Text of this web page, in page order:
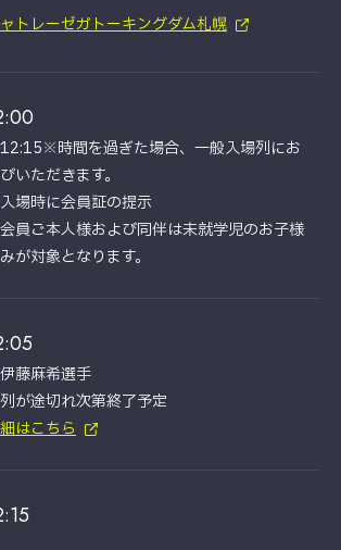
トレーゼガトーキングダム札幌
時間を過ぎた場合、一般入場列にお
いただきます。
場時に会員証の提示
員ご本人様および同伴は未就学児のお子様
が対象となります。
藤麻希選手
が途切れ次第終了予定
はこちら